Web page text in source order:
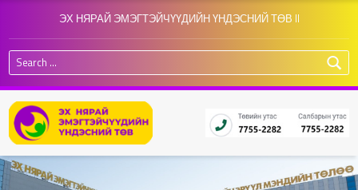
ЭХ НЯРАЙ ЭМЭГТЭЙЧҮҮДИЙН ҮНДЭСНИЙ ТӨВ II
Search for: